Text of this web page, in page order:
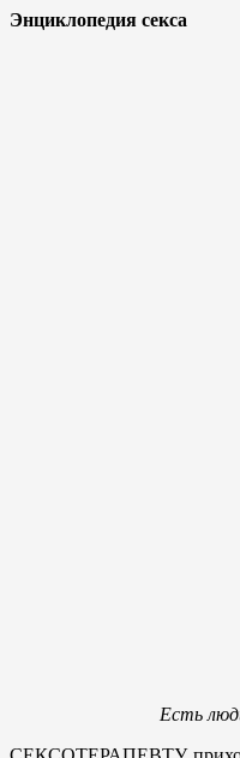
Энциклопедия секса
Есть